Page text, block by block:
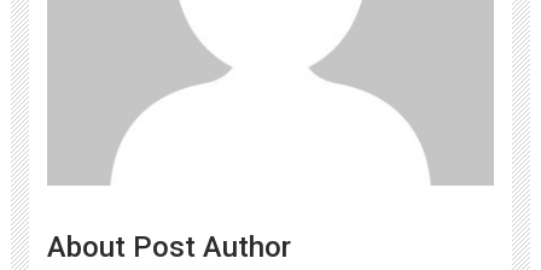
About Post Author